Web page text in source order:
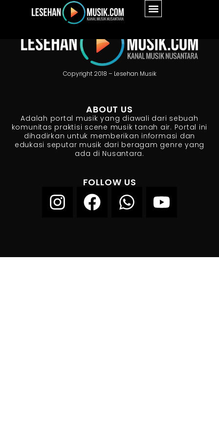
Copyright 2018 – Lesehan Musik
ABOUT US
Adalah portal musik yang diawali dari sebuah
komunitas praktisi scene musik tanah air. Portal ini
dihadirkan untuk memberikan informasi dan
edukasi seputar musik dari beragam genre yang
ada di Nusantara.
FOLLOW US